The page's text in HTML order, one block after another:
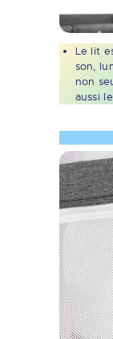
Le lit
son,
non
aussi